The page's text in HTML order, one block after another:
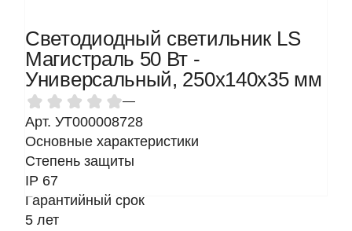
Светодиодный светильник LS
Магистраль 50 Вт -
Универсальный, 250х140х35 мм
—
Арт. УТ000008728
Основные характеристики
Степень защиты
IP 67
Гарантийный срок
5 лет